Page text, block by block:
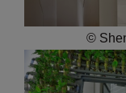
©